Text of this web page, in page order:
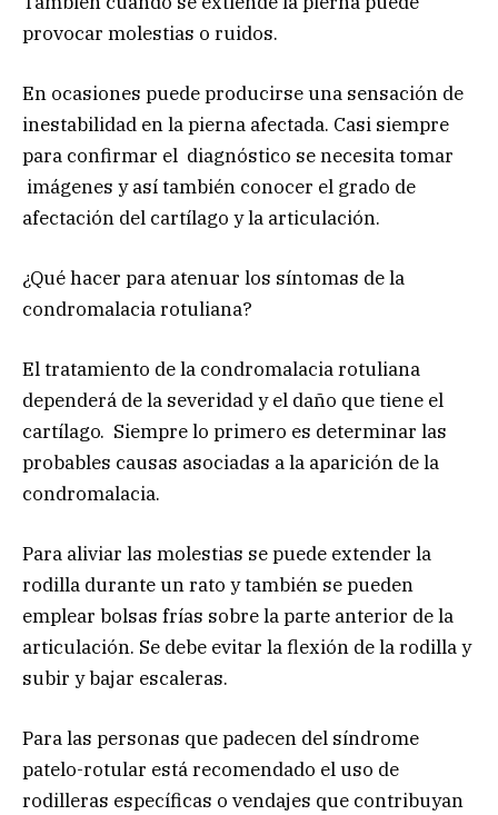
provocar molestias o ruidos.
En ocasiones puede producirse una sensación de
inestabilidad en la pierna afectada. Casi siempre
para confirmar el diagnóstico se necesita tomar
imágenes y así también conocer el grado de
afectación del cartílago y la articulación.
¿Qué hacer para atenuar los síntomas de la
condromalacia rotuliana?
El tratamiento de la condromalacia rotuliana
dependerá de la severidad y el daño que tiene el
cartílago. Siempre lo primero es determinar las
probables causas asociadas a la aparición de la
condromalacia.
Para aliviar las molestias se puede extender la
rodilla durante un rato y también se pueden
emplear bolsas frías sobre la parte anterior de la
articulación. Se debe evitar la flexión de la rodilla y
subir y bajar escaleras.
Para las personas que padecen del síndrome
patelo-rotular está recomendado el uso de
rodilleras específicas o vendajes que contribuyan